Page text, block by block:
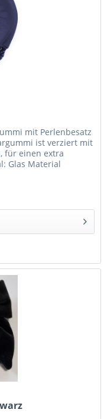
mit Perlenbesatz
ist verziert mit
für einen extra
Glas Material